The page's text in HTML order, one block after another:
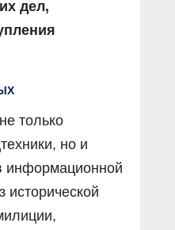
дел,
только
но и
информационной
исторической